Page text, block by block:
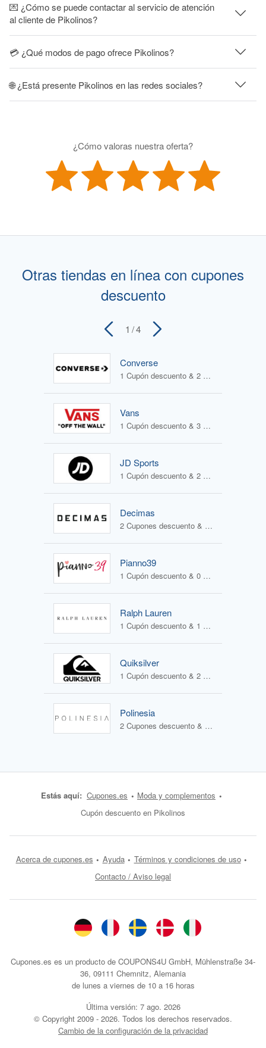
💌 ¿Cómo se puede contactar al servicio de atención
al cliente de Pikolinos?
💳 ¿Qué modos de pago ofrece Pikolinos?
🌐 ¿Está presente Pikolinos en las redes sociales?
¿Cómo valoras nuestra oferta?
Otras tiendas en línea con cupones
descuento
1 / 4
Converse
1 Cupón descuento & 2 Ofertas
Vans
1 Cupón descuento & 3 Ofertas
JD Sports
1 Cupón descuento & 2 Ofertas
Decimas
2 Cupones descuento & 1 Oferta
Pianno39
1 Cupón descuento & 0 Ofertas
Ralph Lauren
1 Cupón descuento & 1 Oferta
Quiksilver
1 Cupón descuento & 2 Ofertas
Polinesia
2 Cupones descuento & 1 Oferta
Estás aquí: Cupones.es
Moda y complementos
Cupón descuento en Pikolinos
Acerca de cupones.es Ayuda
Términos y condiciones de uso
Contacto / Aviso legal
Cupones.es es un producto de COUPONS4U GmbH, Mühlenstraße 34-
36, 09111 Chemnitz, Alemania
de lunes a viernes de 10 a 16 horas
Última versión: 7 ago. 2026
© Copyright 2009 - 2026. Todos los derechos reservados.
Cambio de la configuración de la privacidad